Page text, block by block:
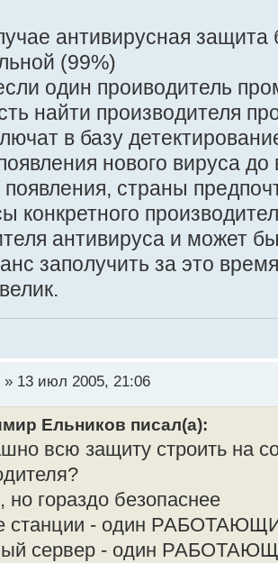
антивирусная защита
(99%)
один проиводитель
найти производителя
в базу
нового вируса до
страны
конкретного
антивируса и может
заполучить за это
» 13 июл 2005, 21:06
Ельников писал(а):
всю защиту строить на
гораздо безопаснее
станции - один
сервер - один